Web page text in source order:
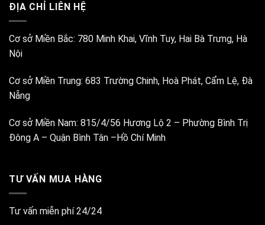
ĐỊA CHỈ LIÊN HỆ
Cơ sở Miền Bắc: 780 Minh Khai, Vĩnh Tuy, Hai Bà Trưng, Hà
Nội
Cơ sở Miền Trung: 683 Trường Chinh, Hoà Phát, Cẩm Lệ, Đà
Nẵng
Cơ sở Miền Nam: 815/4/56 Hương Lộ 2 – Phường Bình Trị
Đông A – Quận Bình Tân –Hồ Chí Minh
TƯ VẤN MUA HÀNG
Tư vấn miễn phí 24/24